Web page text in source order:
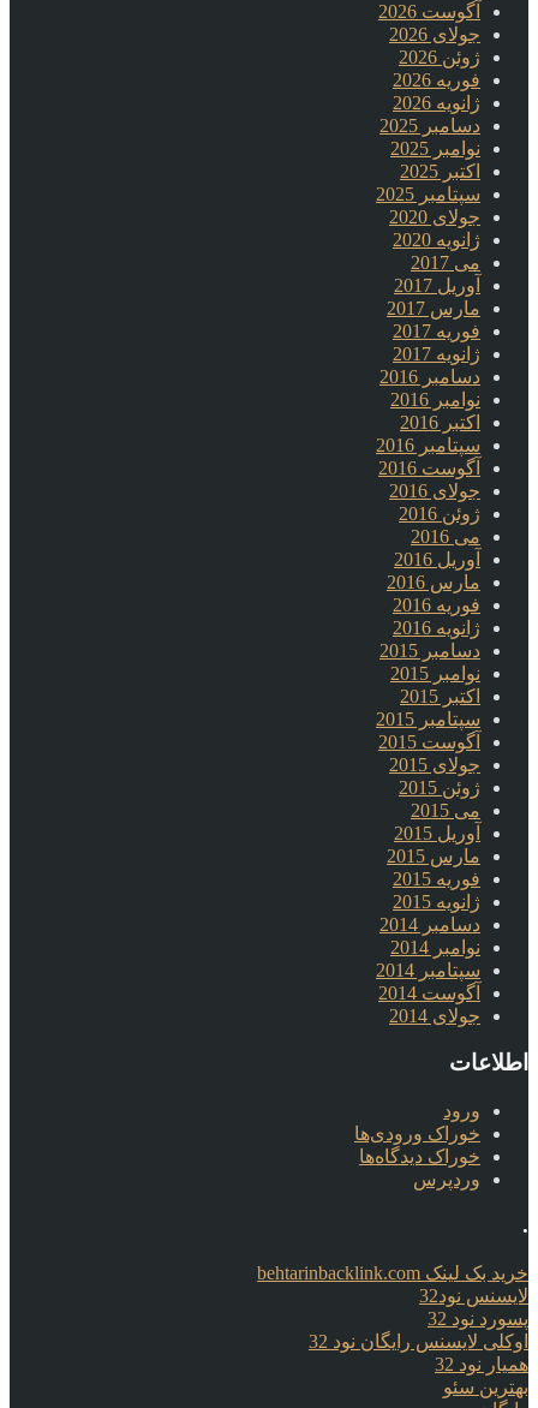
آگوست 2026
جولای 2026
ژوئن 2026
فوریه 2026
ژانویه 2026
دسامبر 2025
نوامبر 2025
اکتبر 2025
سپتامبر 2025
جولای 2020
ژانویه 2020
می 2017
آوریل 2017
مارس 2017
فوریه 2017
ژانویه 2017
دسامبر 2016
نوامبر 2016
اکتبر 2016
سپتامبر 2016
آگوست 2016
جولای 2016
ژوئن 2016
می 2016
آوریل 2016
مارس 2016
فوریه 2016
ژانویه 2016
دسامبر 2015
نوامبر 2015
اکتبر 2015
سپتامبر 2015
آگوست 2015
جولای 2015
ژوئن 2015
می 2015
آوریل 2015
مارس 2015
فوریه 2015
ژانویه 2015
دسامبر 2014
نوامبر 2014
سپتامبر 2014
آگوست 2014
جولای 2014
اطلاعات
ورود
خوراک ورودی‌ها
خوراک دیدگاه‌ها
وردپرس
.
خرید بک لینک behtarinbacklink.com
لایسنس نود32
پسورد نود 32
اوکلی لایسنس رایگان نود 32
همیار نود 32
بهترین سئو